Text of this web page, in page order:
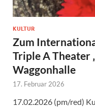
KULTUR
Zum
Triple A Theater
Waggonhalle
17. Februar 2026
17.02.2026 (pm/red)